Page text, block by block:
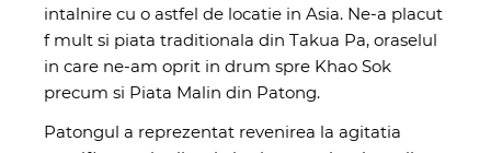
intalnire cu o astfel de locatie in Asia. Ne-a placut
f mult si piata traditionala din Takua Pa, oraselul
in care ne-am oprit in drum spre Khao Sok
precum si Piata Malin din Patong.
Patongul a reprezentat revenirea la agitatia